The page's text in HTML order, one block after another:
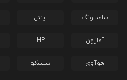
سامسونگ اینتل
آمازون HP
هوآوی سیسکو